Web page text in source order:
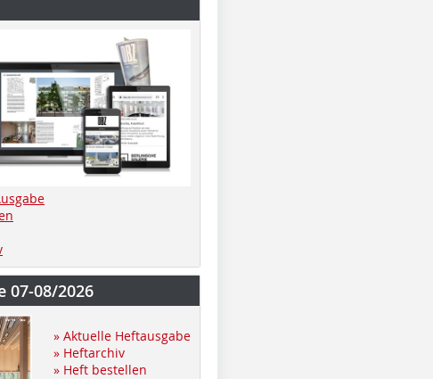
07-08/2026
» Aktuelle Heftausgabe
» Heftarchiv
» Heft bestellen